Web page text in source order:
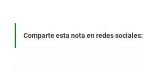
Comparte esta nota en redes sociales: